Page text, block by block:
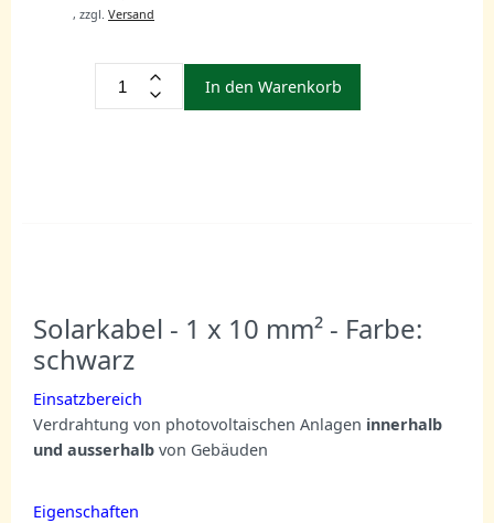
, zzgl. Versand
In den Warenkorb
Solarkabel - 1 x 10 mm² - Farbe:
schwarz
Einsatzbereich
Verdrahtung von photovoltaischen Anlagen innerhalb
und ausserhalb von Gebäuden
Eigenschaften